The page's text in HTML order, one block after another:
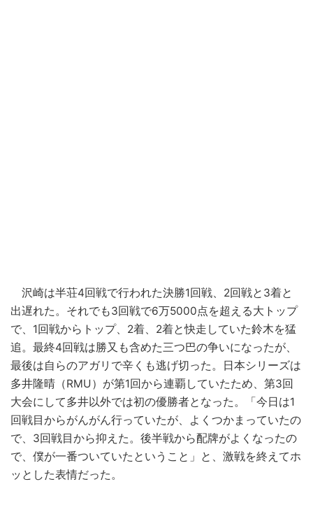
沢崎は半荘4回戦で行われた決勝1回戦、2回戦と3着と
出遅れた。それでも3回戦で6万5000点を超える大トップ
で、1回戦からトップ、2着、2着と快走していた鈴木を猛
追。最終4回戦は勝又も含めた三つ巴の争いになったが、
最後は自らのアガリで辛くも逃げ切った。日本シリーズは
多井隆晴（RMU）が第1回から連覇していたため、第3回
大会にして多井以外では初の優勝者となった。「今日は1
回戦目からがんがん行っていたが、よくつかまっていたの
で、3回戦目から抑えた。後半戦から配牌がよくなったの
で、僕が一番ついていたということ」と、激戦を終えてホ
ッとした表情だった。